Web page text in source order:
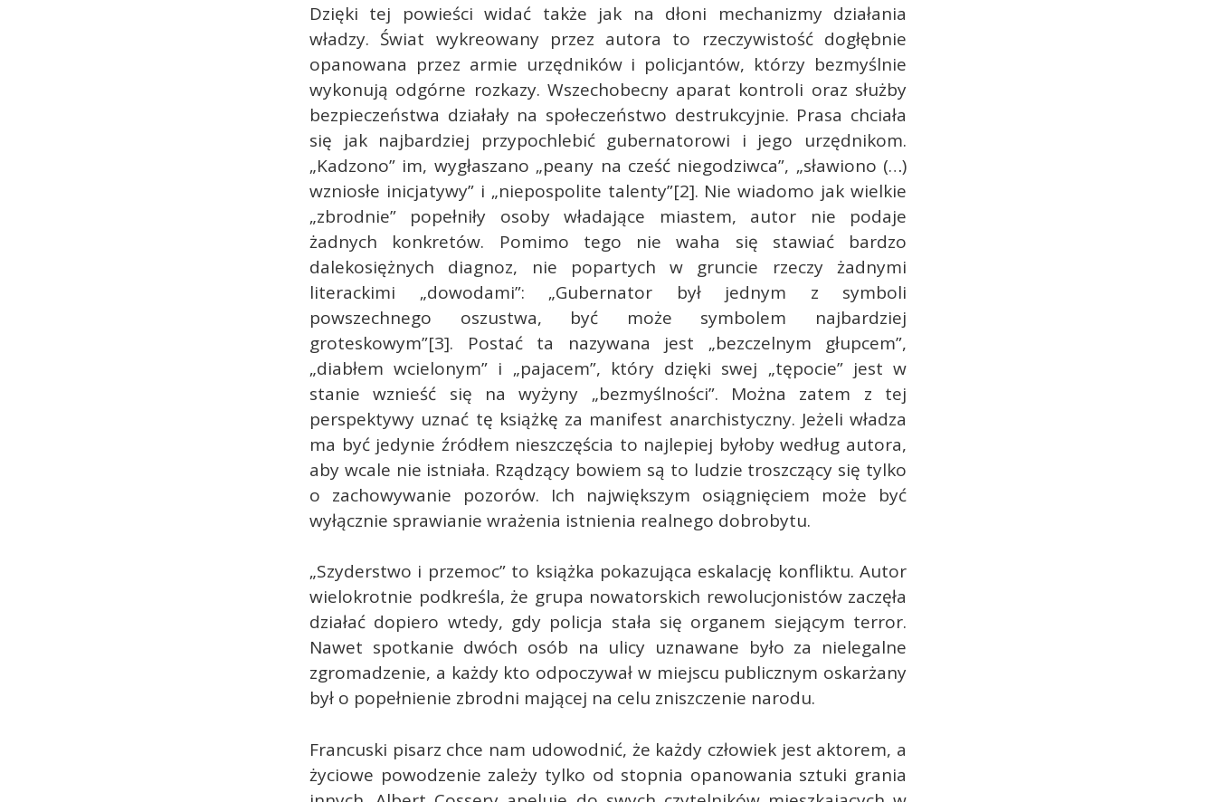
Dzięki tej powieści widać także jak na dłoni mechanizmy działania
władzy. Świat wykreowany przez autora to rzeczywistość dogłębnie
opanowana przez armie urzędników i policjantów, którzy bezmyślnie
wykonują odgórne rozkazy. Wszechobecny aparat kontroli oraz służby
bezpieczeństwa działały na społeczeństwo destrukcyjnie. Prasa chciała
się jak najbardziej przypochlebić gubernatorowi i jego urzędnikom.
„Kadzono” im, wygłaszano „peany na cześć niegodziwca”, „sławiono (…)
wzniosłe inicjatywy” i „niepospolite talenty”[2]. Nie wiadomo jak wielkie
„zbrodnie” popełniły osoby władające miastem, autor nie podaje
żadnych konkretów. Pomimo tego nie waha się stawiać bardzo
dalekosiężnych diagnoz, nie popartych w gruncie rzeczy żadnymi
literackimi „dowodami”: „Gubernator był jednym z symboli
powszechnego oszustwa, być może symbolem najbardziej
groteskowym”[3]. Postać ta nazywana jest „bezczelnym głupcem”,
„diabłem wcielonym” i „pajacem”, który dzięki swej „tępocie” jest w
stanie wznieść się na wyżyny „bezmyślności”. Można zatem z tej
perspektywy uznać tę książkę za manifest anarchistyczny. Jeżeli władza
ma być jedynie źródłem nieszczęścia to najlepiej byłoby według autora,
aby wcale nie istniała. Rządzący bowiem są to ludzie troszczący się tylko
o zachowywanie pozorów. Ich największym osiągnięciem może być
wyłącznie sprawianie wrażenia istnienia realnego dobrobytu.
„Szyderstwo i przemoc” to książka pokazująca eskalację konfliktu. Autor
wielokrotnie podkreśla, że grupa nowatorskich rewolucjonistów zaczęła
działać dopiero wtedy, gdy policja stała się organem siejącym terror.
Nawet spotkanie dwóch osób na ulicy uznawane było za nielegalne
zgromadzenie, a każdy kto odpoczywał w miejscu publicznym oskarżany
był o popełnienie zbrodni mającej na celu zniszczenie narodu.
Francuski pisarz chce nam udowodnić, że każdy człowiek jest aktorem, a
życiowe powodzenie zależy tylko od stopnia opanowania sztuki grania